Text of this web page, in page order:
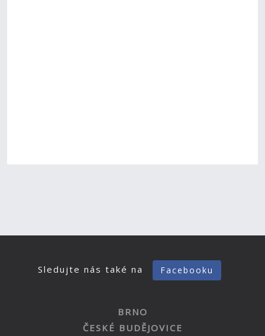
Sledujte nás také na Facebooku
BRNO
ČESKÉ BUDĚJOVICE